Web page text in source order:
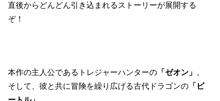
直後からどんどん引き込まれるストーリーが展開する
ぞ！
本作の主人公であるトレジャーハンターの 「ゼオン」 。
そして、彼と共に冒険を繰り広げる古代ドラゴンの 「ビ